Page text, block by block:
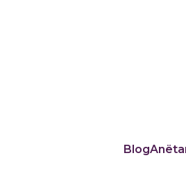
Blog